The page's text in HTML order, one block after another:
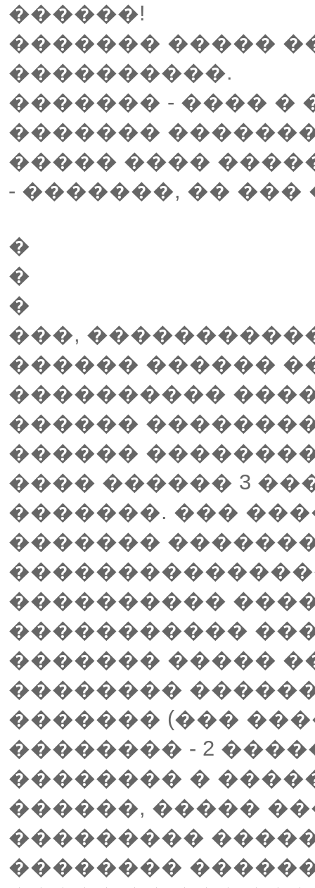
������!
������� �����
����������.
������� - ���� �
�������
����� ����
- �������, �� ���
�
�
�
���,
������ ������
����������
������
������
���� ������ 3
�������. ���
�������
����������
�����������
������� �����
��������
������� (���
�������� - 2
�������� �
������, �����
���������
��������